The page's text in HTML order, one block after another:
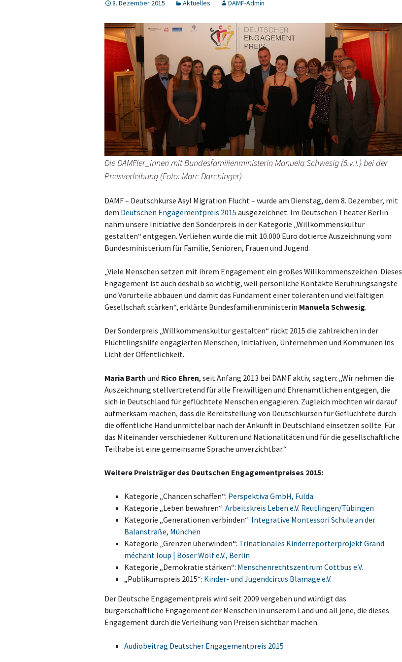
8. Dezember 2015 Aktuelles DAMF-Admin
Die DAMFler_innen mit Bundesfamilienministerin Manuela Schwesig (5.v.l.) bei der
Preisverleihung (Foto: Marc Darchinger)
DAMF – Deutschkurse Asyl Migration Flucht – wurde am Dienstag, dem 8. Dezember, mit
dem Deutschen Engagementpreis 2015 ausgezeichnet. Im Deutschen Theater Berlin
nahm unsere Initiative den Sonderpreis in der Kategorie „Willkommenskultur
gestalten“ entgegen. Verliehen wurde die mit 10.000 Euro dotierte Auszeichnung vom
Bundesministerium für Familie, Senioren, Frauen und Jugend.
„Viele Menschen setzen mit ihrem Engagement ein großes Willkommenszeichen. Dieses
Engagement ist auch deshalb so wichtig, weil persönliche Kontakte Berührungsängste
und Vorurteile abbauen und damit das Fundament einer toleranten und vielfältigen
Gesellschaft stärken“, erklärte Bundesfamilienministerin Manuela Schwesig.
Der Sonderpreis „Willkommenskultur gestalten“ rückt 2015 die zahlreichen in der
Flüchtlingshilfe engagierten Menschen, Initiativen, Unternehmen und Kommunen ins
Licht der Öffentlichkeit.
Maria Barth und Rico Ehren, seit Anfang 2013 bei DAMF aktiv, sagten: „Wir nehmen die
Auszeichnung stellvertretend für alle Freiwilligen und Ehrenamtlichen entgegen, die
sich in Deutschland für geflüchtete Menschen engagieren. Zugleich möchten wir darauf
aufmerksam machen, dass die Bereitstellung von Deutschkursen für Geflüchtete durch
die öffentliche Hand unmittelbar nach der Ankunft in Deutschland einsetzen sollte. Für
das Miteinander verschiedener Kulturen und Nationalitäten und für die gesellschaftliche
Teilhabe ist eine gemeinsame Sprache unverzichtbar.“
Weitere Preisträger des Deutschen Engagementpreises 2015:
Kategorie „Chancen schaffen“: Perspektiva GmbH, Fulda
Kategorie „Leben bewahren“: Arbeitskreis Leben e.V. Reutlingen/Tübingen
Kategorie „Generationen verbinden“: Integrative Montessori Schule an der
Balanstraße, München
Kategorie „Grenzen überwinden“: Trinationales Kinderreporterprojekt Grand
méchant loup | Böser Wolf e.V., Berlin
Kategorie „Demokratie stärken“: Menschenrechtszentrum Cottbus e.V.
„Publikumspreis 2015“: Kinder- und Jugendcircus Blamage e.V.
Der Deutsche Engagementpreis wird seit 2009 vergeben und würdigt das
bürgerschaftliche Engagement der Menschen in unserem Land und all jene, die dieses
Engagement durch die Verleihung von Preisen sichtbar machen.
Audiobeitrag Deutscher Engagementpreis 2015